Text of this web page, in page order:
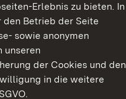
Erlebnis zu bieten. In
Betrieb der Seite
sowie anonymen
unseren
der Cookies und den
in die weitere